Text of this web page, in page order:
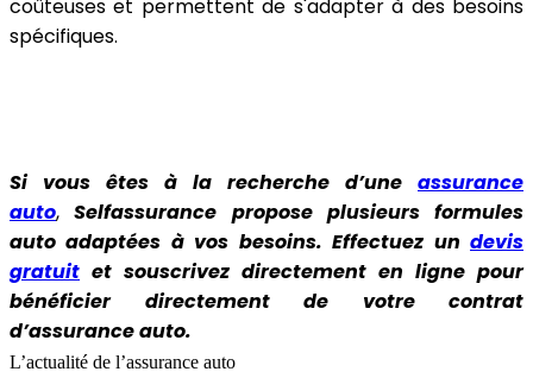
coûteuses et permettent de s'adapter à des besoins
spécifiques.
Si vous êtes à la recherche d’une assurance
auto, Selfassurance propose plusieurs formules
auto adaptées à vos besoins. Effectuez un devis
gratuit et souscrivez directement en ligne pour
bénéficier directement de votre contrat
d’assurance auto.
L’actualité de l’assurance auto